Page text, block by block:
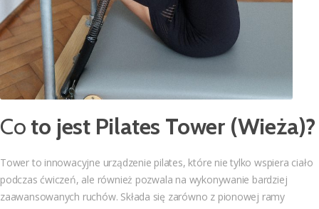
Coto jest Pilates Tower (Wieża)?
Tower to innowacyjne urządzenie pilates, które nie tylko wspiera ciało
podczas ćwiczeń, ale również pozwala na wykonywanie bardziej
zaawansowanych ruchów. Składa się zarówno z pionowej ramy